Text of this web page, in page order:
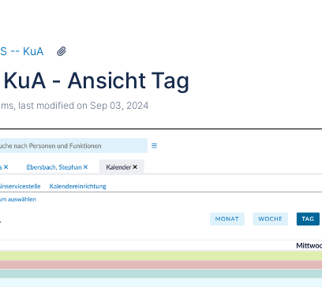
-- KuA
- Ansicht Tag
, last modified on Sep 03, 2024